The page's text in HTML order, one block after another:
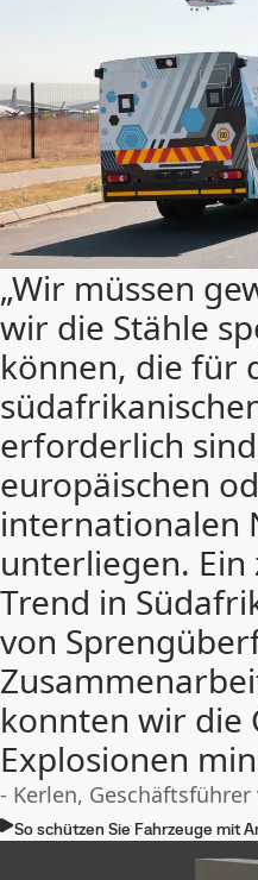
„Wir müssen
wir die Stähle
können, die für
erforderlich
europäischen
internationalen
unterliegen.
Trend in
von
konnten wir die
Explosionen
- Kerlen, Geschäftsführer
So schützen Sie Fahrzeuge mit